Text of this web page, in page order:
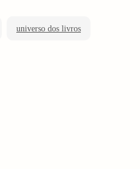
universo dos livros